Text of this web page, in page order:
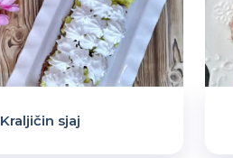
Kraljičin sjaj